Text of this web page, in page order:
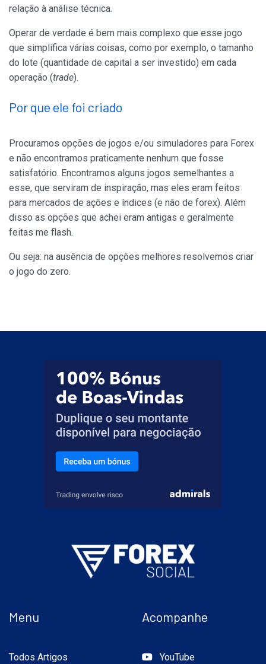
relação à análise técnica.
Operar de verdade é bem mais complexo que esse jogo
que simplifica várias coisas, como por exemplo, o tamanho
do lote (quantidade de capital a ser investido) em cada
operação (trade).
Por que ele foi criado
Procuramos opções de jogos e/ou simuladores para Forex
e não encontramos praticamente nenhum que fosse
satisfatório. Encontramos alguns jogos semelhantes a
esse, que serviram de inspiração, mas eles eram feitos
para mercados de ações e índices (e não de forex). Além
disso as opções que achei eram antigas e geralmente
feitas me flash.
Ou seja: na ausência de opções melhores resolvemos criar
o jogo do zero.
Menu
Todos Artigos
Acompanhe
YouTube